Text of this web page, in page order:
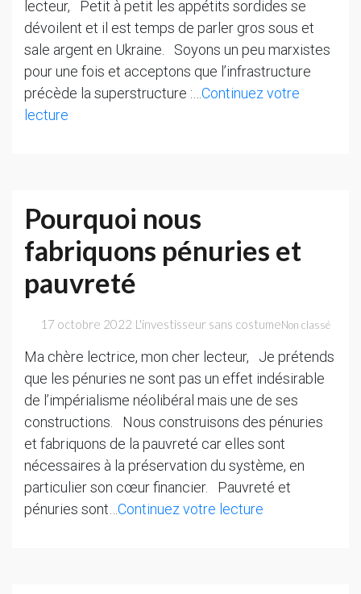
lecteur, Petit à petit les appétits sordides se
dévoilent et il est temps de parler gros sous et
sale argent en Ukraine. Soyons un peu marxistes
pour une fois et acceptons que l’infrastructure
précède la superstructure :…Continuez votre
lecture
l’irakienne
en
Ukraine…
Et
en
Europe.
Pourquoi nous
fabriquons pénuries et
pauvreté
17 octobre 2022 L'investisseur sans costumeNon classé
Ma chère lectrice, mon cher lecteur, Je prétends
que les pénuries ne sont pas un effet indésirable
de l’impérialisme néolibéral mais une de ses
constructions. Nous construisons des pénuries
et fabriquons de la pauvreté car elles sont
nécessaires à la préservation du système, en
particulier son cœur financier. Pauvreté et
pénuries sont…Continuez votre lecture